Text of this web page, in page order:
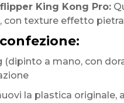
King Kong Pro:
con texture effetto
(dipinto a mano, con
la plastica originale,